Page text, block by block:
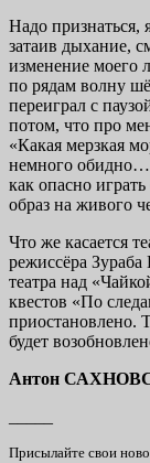
Надо признаться,
затаив дыхание,
изменение моего
по рядам волну
переиграл с
потом, что про
«Какая мерзкая
немного обидно…
как опасно
образ на живого
Что же касается
режиссёра
театра над
квестов «По
приостановлено.
будет
Антон
Присылайте свои